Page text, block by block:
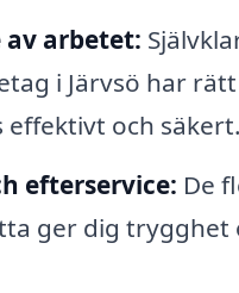
arbetet:
i Järvsö har
och säkert.
efterservice: De
ger dig